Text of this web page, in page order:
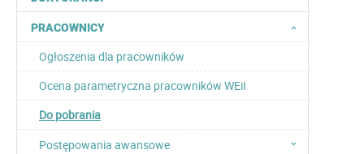
PRACOWNICY
Ogłoszenia dla pracowników
Ocena parametryczna pracowników WEiI
Do pobrania
Postępowania awansowe